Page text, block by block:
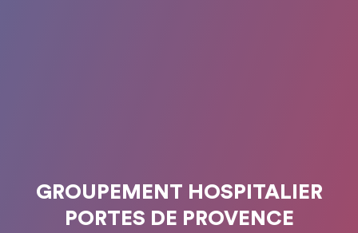
GROUPEMENT HOSPITALIER
PORTES DE PROVENCE